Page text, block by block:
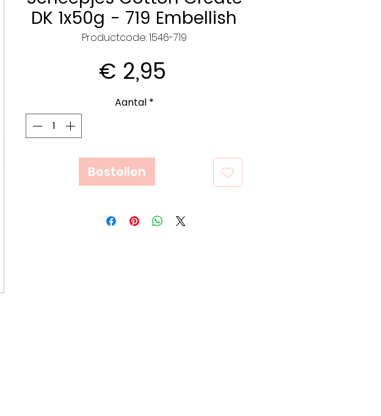
DK 1x50g - 719 Embellish
Productcode: 1546-719
€ 2,95
Aantal *
Bestellen